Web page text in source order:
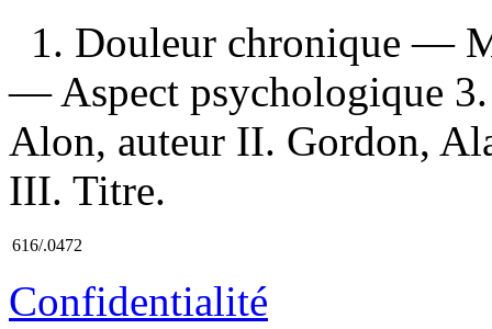
1. Douleur chronique —
— Aspect psychologique
Alon, auteur II. Gordon,
III. Titre.
616/.0472
Confidentialité